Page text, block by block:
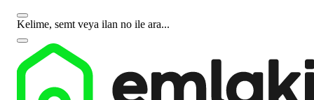
Kelime, semt veya ilan no ile ara...